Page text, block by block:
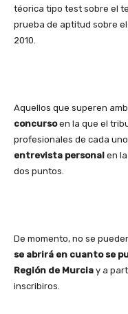
téorica tipo test sobre el
prueba de aptitud sobre
2010.
Aquellos que superen
concursoen la que el
profesionales de cada
entrevista personal en
dos puntos.
De momento, no se
se abrirá en cuanto se
Región de Murcia y a
inscribiros.